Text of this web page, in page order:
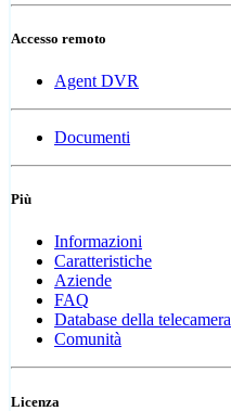
Accesso remoto
Agent DVR
Documenti
Più
Informazioni
Caratteristiche
Aziende
FAQ
Database della telecamera
Comunità
Licenza